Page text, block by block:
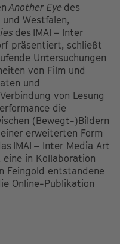
Another Eye des
Westfalen,
des IMAI – Inter
präsentiert, schließt
Untersuchungen
von Film und
und
von Lesung
die
(Bewegt-)Bildern
erweiterten Form
IMAI – Inter Media Art
eine in Kollaboration
Feingold entstandene
Online-Publikation